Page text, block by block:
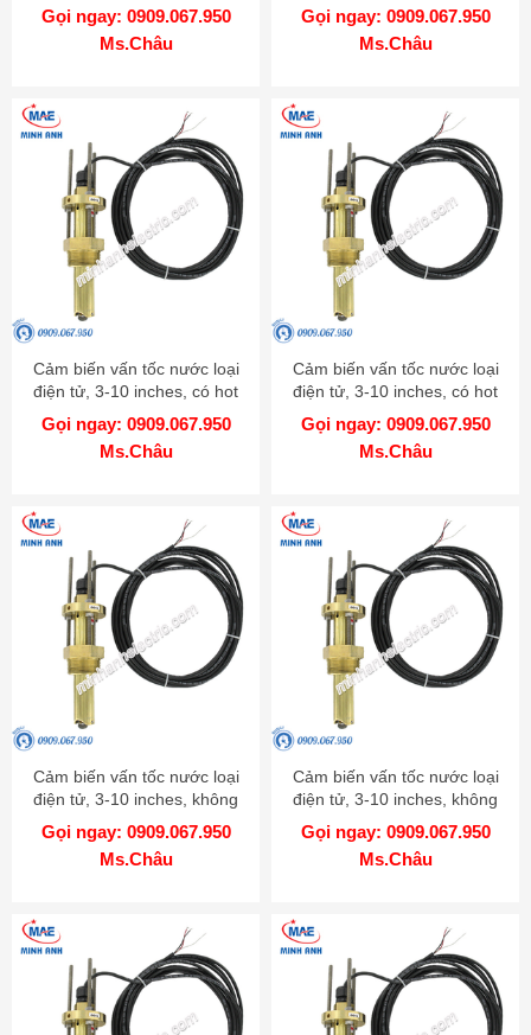
Model RHP-3Nxx
Gọi ngay: 0909.067.950
Ms.Châu
Gọi ngay: 0909.067.950
Ms.Châu
Cảm biến vấn tốc nước loại
điện tử, 3-10 inches, có hot
tap, chất liệu 316 SS - Model
IEFS
Gọi ngay: 0909.067.950
Ms.Châu
Cảm biến vấn tốc nước loại
điện tử, 3-10 inches, có hot
tap, chất liệu Brass - Model
IEFS
Gọi ngay: 0909.067.950
Ms.Châu
Cảm biến vấn tốc nước loại
điện tử, 3-10 inches, không
có hot tap, chất liệu 316 SS -
Model IEFS
Gọi ngay: 0909.067.950
Ms.Châu
Cảm biến vấn tốc nước loại
điện tử, 3-10 inches, không
có hot tap, chất liệu Brass -
Model IEFS
Gọi ngay: 0909.067.950
Ms.Châu